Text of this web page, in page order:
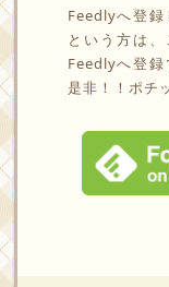
Feedlyへ登録
という方は
Feedlyへ登録
是非！！ポチ